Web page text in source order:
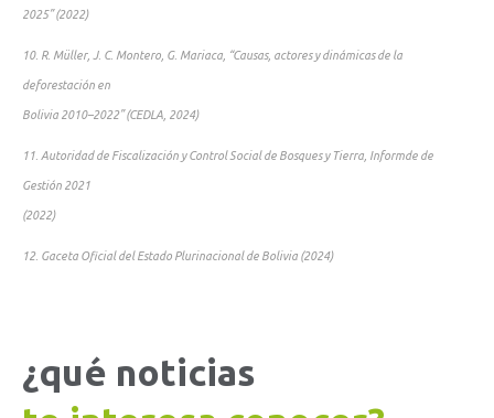
2025” (2022)
10. R. Müller, J. C. Montero, G. Mariaca, “Causas, actores y dinámicas de la
deforestación en
Bolivia 2010–2022” (CEDLA, 2024)
11. Autoridad de Fiscalización y Control Social de Bosques y Tierra, Informde de
Gestión 2021
(2022)
12. Gaceta Oficial del Estado Plurinacional de Bolivia (2024)
¿qué noticias